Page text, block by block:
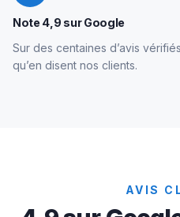
Note 4,9 sur Google
Sur des centaines d’avis
qu’en disent nos clients.
AVIS